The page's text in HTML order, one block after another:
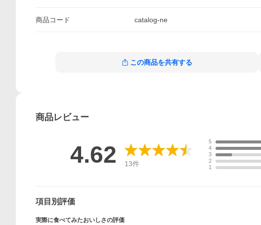
商品コード catalog-ne
この商品を共有する
商品レビュー
4.62 13件
5
4
3
2
1
項目別評価
実際に食べてみたおいしさの評価